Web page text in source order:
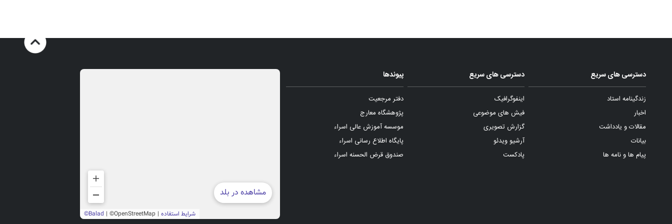
دسترسی های سریع
زندگینامه استاد
اخبار
مقالات و یادداشت
بیانات
پیام ها و نامه ها
دسترسی های سریع
اینفوگرافیک
فیش های موضوعی
گزارش تصویری
آرشیو ویدئو
پادکست
پیوندها
دفتر مرجعیت
پژوهشگاه معارج
موسسه آموزش عالی اسراء
پایگاه اطلاع رسانی اسراء
صندوق قرض الحسنه اسراء